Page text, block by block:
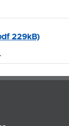
229kB)